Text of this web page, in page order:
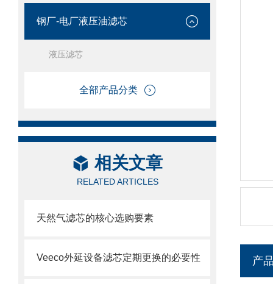
钢厂-电厂液压油滤芯
液压滤芯
全部产品分类
相关文章
RELATED ARTICLES
天然气滤芯的核心选购要素
Veeco外延设备滤芯定期更换的必要性 产